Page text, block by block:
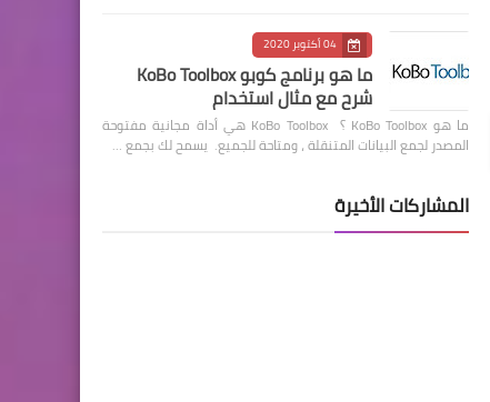
04 أكتوبر 2020
ما هو برنامج كوبو KoBo Toolbox
شرح مع مثال استخدام
ما هو KoBo Toolbox ؟ KoBo Toolbox هي أداة مجانية مفتوحة
المصدر لجمع البيانات المتنقلة ، ومتاحة للجميع. يسمح لك بجمع …
المشاركات الأخيرة